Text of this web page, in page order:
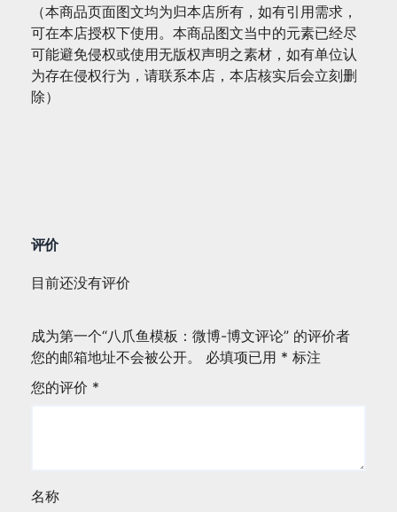
（本商品页面图文均为归本店所有，如有引用需求，
可在本店授权下使用。本商品图文当中的元素已经尽
可能避免侵权或使用无版权声明之素材，如有单位认
为存在侵权行为，请联系本店，本店核实后会立刻删
除）
评价
目前还没有评价
成为第一个“八爪鱼模板：微博-博文评论” 的评价者
您的邮箱地址不会被公开。
必填项已用 * 标注
您的评价 *
名称